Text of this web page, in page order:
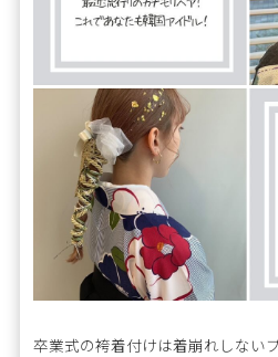
卒業式の袴着付けは着崩れしない